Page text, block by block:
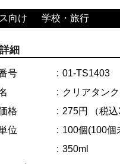
向け 学校・旅行
細
号
01-TS1403
クリアタン
格
275円
（税
位
100個(100個
350ml